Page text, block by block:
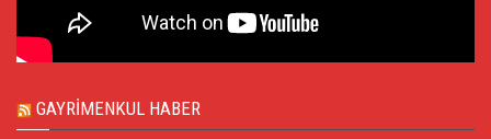
GAYRIMENKUL HABER